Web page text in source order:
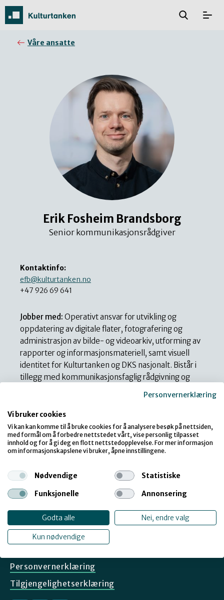
Våre ansatte
Erik Fosheim Brandsborg
Senior kommunikasjonsrådgiver
Kontaktinfo:
efb@kulturtanken.no
+47 926 69 641
Jobber med: Operativt ansvar for utvikling og
oppdatering av digitale flater, fotografering og
administrasjon av bilde- og videoarkiv, utforming av
rapporter og informasjonsmateriell, samt visuell
identitet for Kulturtanken og DKS nasjonalt. Bistår i
tillegg med kommunikasjonsfaglig rådgivning og
Kontakt
Telefon:(+47) 22 02 59 00
E-post:
post@kulturtanken.no
Gullhaug torg 2B
0484 Oslo
Org.nr: 974 761 114
Personvernerklæring
Tilgjengelighetserklæring
Personvernerklæring
Vi bruker cookies
Vi kan kan komme til å bruke cookies for å analysere besøk på nettsiden,
med formål om å forbedre nettstedet vårt, vise personlig tilpasset
innhold og for å gi deg en flott nettstedopplevelse. For mer informasjon
om informasjonskapslene vi bruker, åpne innstillingene.
Nødvendige
Statistiske
Funksjonelle
Annonsering
Godta alle Nei, endre valg
Kun nødvendige